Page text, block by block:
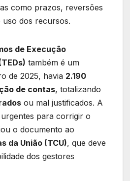
como prazos, reversões
uso dos recursos.
de Execução
também é um
de 2025, havia 2.190
de contas, totalizando
ou mal justificados. A
para corrigir o
o documento ao
da União (TCU), que deve
dos gestores